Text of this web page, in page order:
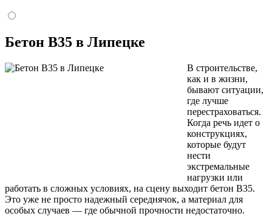
Бетон В35 в Липецке
В строительстве,
как и в жизни,
бывают ситуации,
где лучше
перестраховаться.
Когда речь идет о
конструкциях,
которые будут
нести
экстремальные
нагрузки или
работать в сложных условиях, на сцену выходит бетон B35.
Это уже не просто надежный середнячок, а материал для
особых случаев — где обычной прочности недостаточно.